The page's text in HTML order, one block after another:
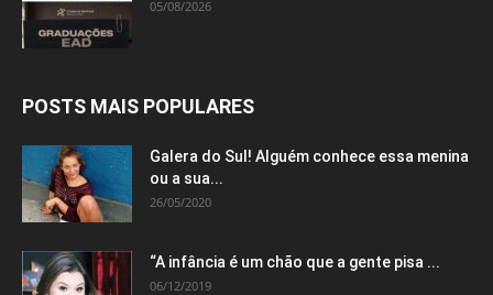
05/08/2026
POSTS MAIS POPULARES
Galera do Sul! Alguém conhece essa menina
ou a sua...
26/05/2020
“A infância é um chão que a gente pisa ...
06/12/2019